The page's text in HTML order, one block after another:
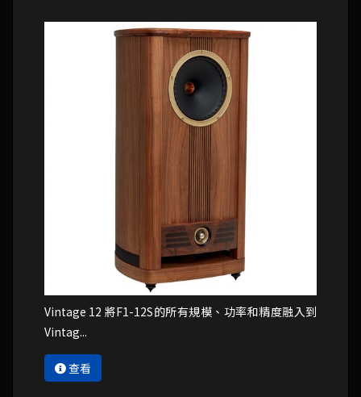
Vintage 12 將F1-12S的所有規模、功率和精度融入到
Vintag...
查看